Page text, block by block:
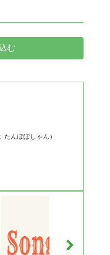
む
たんぽぽしゃん）